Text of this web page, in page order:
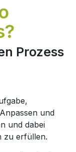
Prozess
und
und dabei
zu erfüllen.